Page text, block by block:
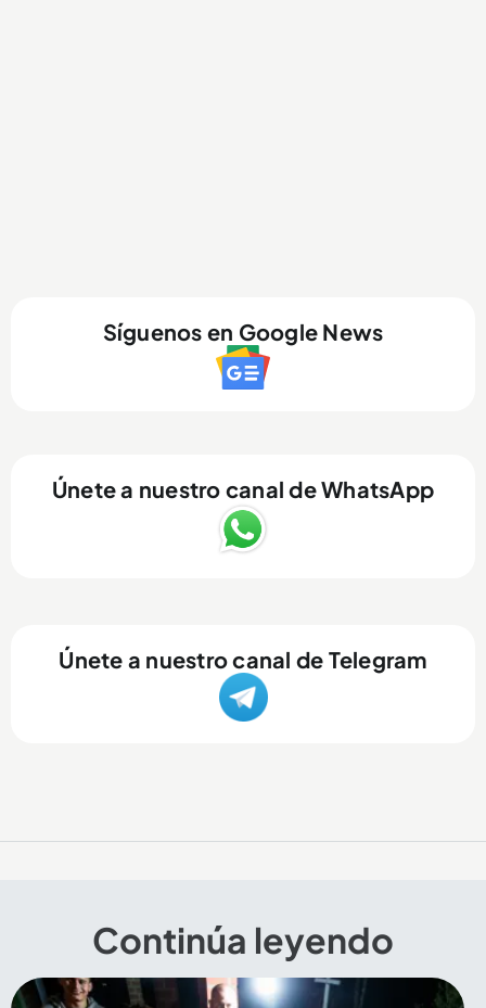
Síguenos en Google News
Únete a nuestro canal de WhatsApp
Únete a nuestro canal de Telegram
Continúa leyendo